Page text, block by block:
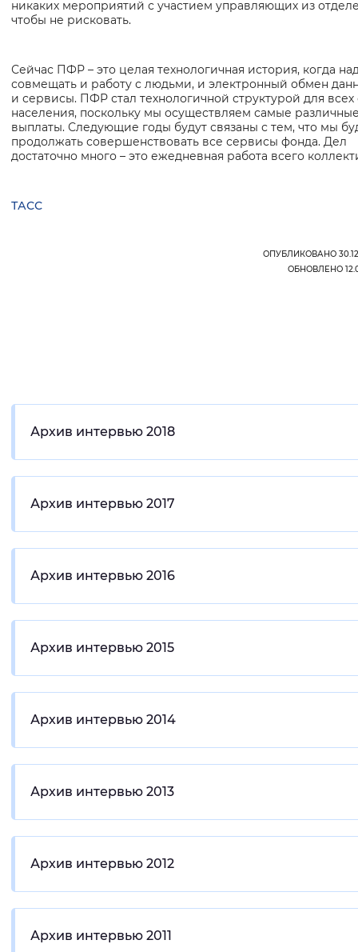
никаких мероприятий с участием управляющих из
чтобы не рисковать.
Сейчас ПФР – это целая технологичная история, когда
совмещать и работу с людьми, и электронный обмен
и сервисы. ПФР стал технологичной структурой для всех
населения, поскольку мы осуществляем самые
выплаты. Следующие годы будут связаны с тем, что мы
продолжать совершенствовать все сервисы фонда. Дел
достаточно много – это ежедневная работа всего
ТАСС
ОПУБЛИКОВАНО
ОБНОВЛЕНО
Архив интервью 2018
Архив интервью 2017
Архив интервью 2016
Архив интервью 2015
Архив интервью 2014
Архив интервью 2013
Архив интервью 2012
Архив интервью 2011